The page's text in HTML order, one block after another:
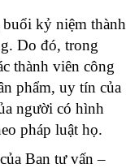
kỷ niệm thành
Do đó, trong
thành viên công
phẩm, uy tín của
người có hình
pháp luật họ.
Ban tư vấn –